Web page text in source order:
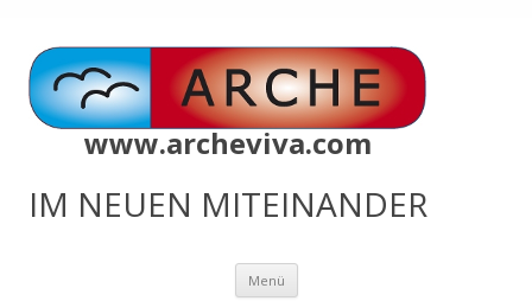
www.archeviva.com
IM NEUEN MITEINANDER
Menü Zum